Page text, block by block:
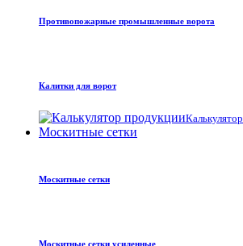
Противопожарные промышленные ворота
Калитки для ворот
Калькулятор
Москитные сетки
Москитные сетки
Москитные сетки усиленные